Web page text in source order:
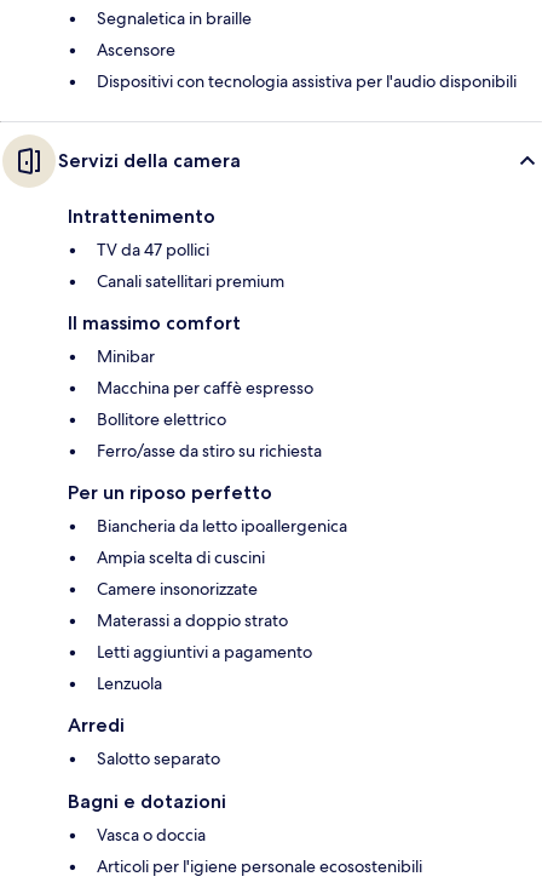
Segnaletica in braille
Ascensore
Dispositivi con tecnologia assistiva per l'audio disponibili
Servizi della camera
Intrattenimento
TV da 47 pollici
Canali satellitari premium
Il massimo comfort
Minibar
Macchina per caffè espresso
Bollitore elettrico
Ferro/asse da stiro su richiesta
Per un riposo perfetto
Biancheria da letto ipoallergenica
Ampia scelta di cuscini
Camere insonorizzate
Materassi a doppio strato
Letti aggiuntivi a pagamento
Lenzuola
Arredi
Salotto separato
Bagni e dotazioni
Vasca o doccia
Articoli per l'igiene personale ecosostenibili